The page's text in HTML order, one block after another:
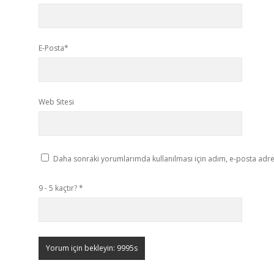
E-Posta*
Web Sitesi
Daha sonraki yorumlarımda kullanılması için adım, e-posta
9 - 5 kaçtır?*